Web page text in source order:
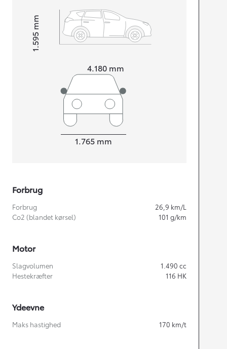
4.180 mm
Højt1.595
mm
1.765 mm
Forbrug
Forbrug 26,9 km/L
Co2 (blandet kørsel)
101 g/km
Motor
Slagvolumen 1.490 cc
Hestekræfter
116 HK
Ydeevne
Maks hastighed 170 km/t